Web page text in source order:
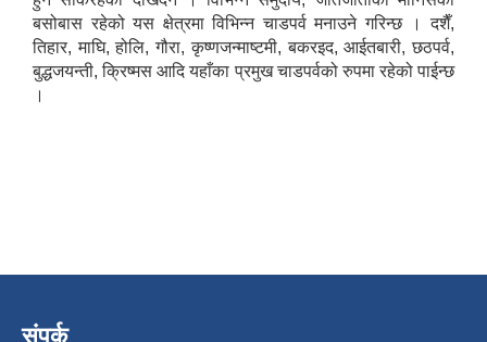
बसोबास रहेको यस क्षेत्रमा विभिन्न चाडपर्व मनाउने गरिन्छ । दशैँ,
तिहार, माघि, होलि, गौरा, कृष्णजन्माष्टमी, बकरइद, आईतबारी, छठपर्व,
बुद्धजयन्ती, क्रिष्मस आदि यहाँका प्रमुख चाडपर्वको रुपमा रहेको पाईन्छ
।
संपर्क